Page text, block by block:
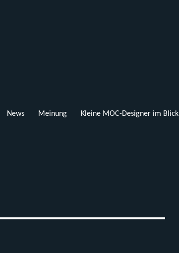
News Meinung Kleine MOC-Designer im Blick